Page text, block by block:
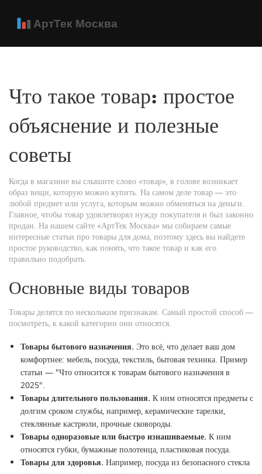
Что такое товар: простое
объяснение и полезные
советы
Когда в магазине вы слышите слово «товар», в голове возникает
образ вещи, которую можно купить. На самом деле товар — это
любой предмет или услуга, которым можно обменяться на деньги.
Главное, чтобы товар удовлетворял нужду покупателя и был законно
продан. На нашем сайте «АртТек Москва» мы собираем самые
интересные статьи про товары для дома, поэтому здесь вы найдете
простое руководство, как понять, что такое товар и как его
правильно подобрать.
Основные виды товаров
Товары делятся по нескольким признакам. Самый простой способ —
посмотреть, к какой категории они относятся.
Товары бытового назначения. Это всё, что делает ваш дом
комфортнее: мебель, посуда, текстиль, бытовая техника. Пример
статьи — "Что относится к товарам бытового назначения в
2025".
Товары длительного пользования. К ним относятся предметы с
долгим сроком службы, например, керамические тарелки,
стеклянные кастрюли, прочные сковороды.
Товары одноразовые или быстро изнашиваемые. К ним
относятся губки, бумажные полотенца, пластиковая посуда.
Товары для здоровья. Например, посуда из безопасного стекла